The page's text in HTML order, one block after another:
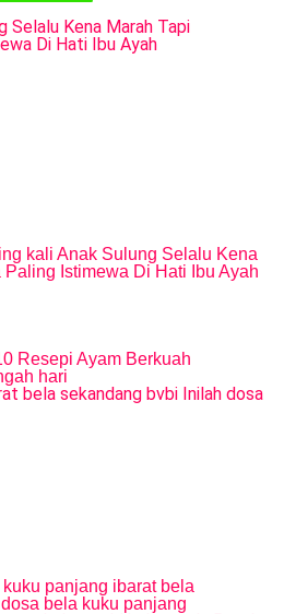
kali Anak Sulung Selalu Kena
Paling Istimewa Di Hati Ibu Ayah
Resepi Ayam Berkuah
hari
panjang ibarat bela
bela kuku panjang